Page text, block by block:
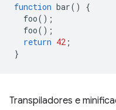
function bar()
{
foo();
foo();
return 42 ;
}
Transpiladores e